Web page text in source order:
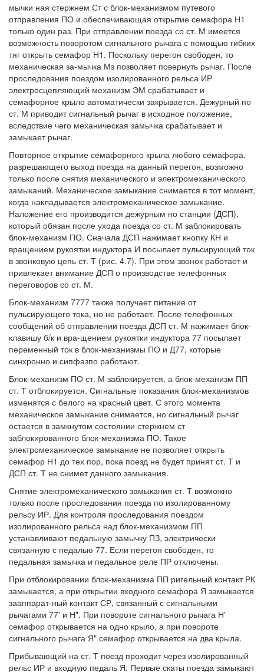
мычки ная стержнем Ст с блок-механизмом путевого
отправления ПО и обеспечивающая открытие семафора Н1
только один раз. При отправлении поезда со ст. М имеется
возможность поворотом сигнального рычага с помощью гибких
тяг открыть семафор Н1. Поскольку перегон свободен, то
механическая за-мычка Мз позволяет повернуть рычаг. После
проследования поездом изолированного рельса ИР
электросцепляющий механизм ЭМ срабатывает и
семафорное крыло автоматически закрывается. Дежурный по
ст. М приводит сигнальный рычаг в исходное положение,
вследствие чего механическая замычка срабатывает и
замыкает рычаг.
Повторное открытие семафорного крыла любого семафора,
разрешающего выход поезда на данный перегон, возможно
только после снятия механического и электромеханического
замыканий. Механическое замыкание снимается в тот момент,
когда накладывается электромеханическое замыкание.
Наложение его производится дежурным но станции (ДСП),
который обязан после ухода поезда со ст. М заблокировать
блок-механизм ПО. Сначала ДСП нажимает кнопку КН и
вращением рукоятки индуктора И посылает пульсирующий ток
в звонковую цепь ст. Т (рис. 4.7). При этом звонок работает и
привлекает внимание ДСП о производстве телефонных
переговоров со ст. М.
Блок-механизм 7777 также получает питание от
пульсирующего тока, но не работает. После телефонных
сообщений об отправлении поезда ДСП ст. М нажимает блок-
клавишу б/к и вра-щением рукоятки индуктора 77 посылает
переменный ток в блок-механизмы ПО и Д77, которые
синхронно и сипфазпо работают.
Блок-механизм ПО ст. М заблокируется, а блок-механизм ПП
ст. Т отблокируется. Сигнальные показания блок-механизмов
изменятся с белого на красный цвет. С этого момента
механическое замыкание снимается, но сигнальный рычаг
остается в замкнутом состоянии стержнем ст
заблокированного блок-механизма ПО. Такое
электромеханическое замыкание не позволяет открыть
семафор Н1 до тех пор, пока поезд не будет принят ст. Т и
ДСП ст. Т не снимет данного замыкания.
Снятие электромеханического замыкания ст. Т возможно
только после проследования поезда по изолированному
рельсу ИР. Для контроля проследования поездом
изолированного рельса над блок-механизмом ПП
устанавливают педальную замычку ПЗ, электрически
связанную с педалью 77. Если перегон свободен, то
педальная замычка и педальное реле ПР отключены.
При отблокировании блок-механизма ПП ригельный контакт РК
замыкается, а при открытии входного семафора Я замыкается
зааппарат-ный контакт СР, связанный с сигнальными
рычагами 77' и Н". При повороте сигнального рычага Н'
семафор открывается на одно крыло, а при повороте
сигнального рычага Я" семафор открывается на два крыла.
Прибывающий на ст. Т поезд проходит через изолированный
рельс ИР и входную педаль Я. Первые скаты поезда замыкают